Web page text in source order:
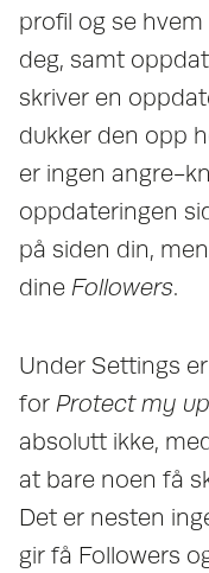
profil og se
deg, samt
skriver en
dukker den opp
er ingen angre-
oppdateringen
på siden din,
dine Followers.
Under Settings
for Protect my
absolutt ikke,
at bare noen få
Det er nesten
gir få Followers